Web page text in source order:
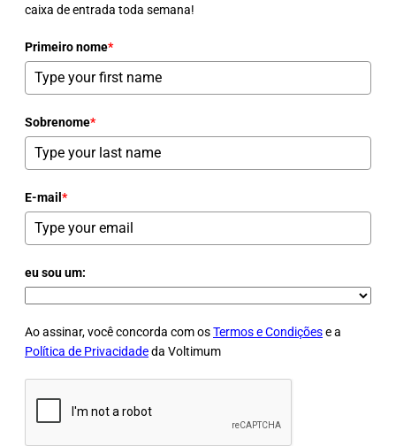
caixa de entrada toda semana!
Primeiro nome*
Sobrenome*
E-mail *
eu sou um:
Ao assinar, você concorda com osTermos e Condiçõese a
Política de Privacidadeda Voltimum